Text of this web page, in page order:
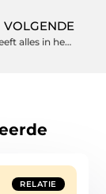
VOLGENDE
Stella fietsen heeft alles in het assortiment
RELATIE